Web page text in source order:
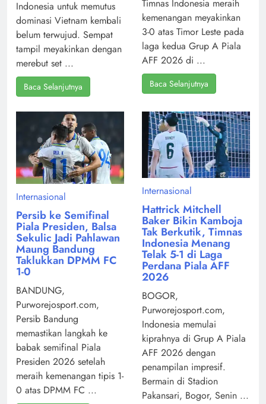
Indonesia untuk memutus
dominasi Vietnam kembali
belum terwujud. Sempat
tampil meyakinkan dengan
merebut set ...
Baca Selanjutnya
Timnas Indonesia meraih
kemenangan meyakinkan
3-0 atas Timor Leste pada
laga kedua Grup A Piala
AFF 2026 di ...
Baca Selanjutnya
Internasional
Persib ke Semifinal
Piala Presiden, Balsa
Sekulic Jadi Pahlawan
Maung Bandung
Taklukkan DPMM FC
1-0
BANDUNG,
Purworejosport.com,
Persib Bandung
memastikan langkah ke
babak semifinal Piala
Presiden 2026 setelah
meraih kemenangan tipis 1-
0 atas DPMM FC ...
Internasional
Hattrick Mitchell
Baker Bikin Kamboja
Tak Berkutik, Timnas
Indonesia Menang
Telak 5-1 di Laga
Perdana Piala AFF
2026
BOGOR,
Purworejosport.com,
Indonesia memulai
kiprahnya di Grup A Piala
AFF 2026 dengan
penampilan impresif.
Bermain di Stadion
Pakansari, Bogor, Senin ...